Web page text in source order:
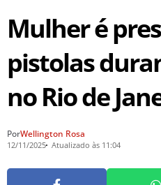
Mulher é
pistolas
no Rio de
PorWellington Rosa
12/11/2025 Atualizado às 11:04